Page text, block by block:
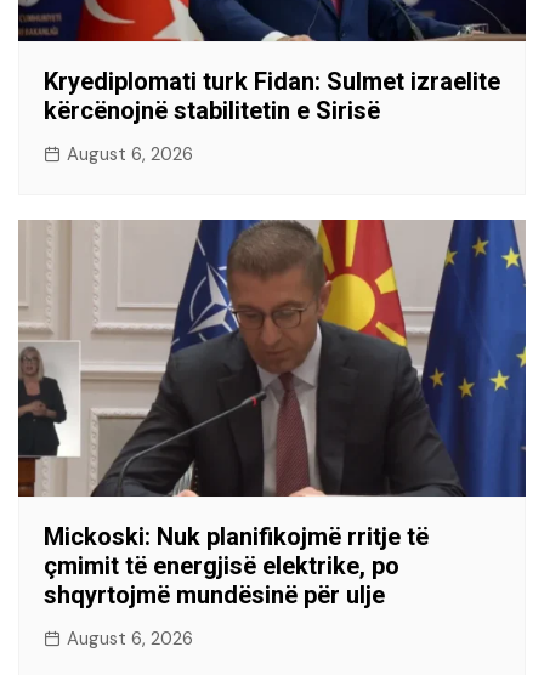
Kryediplomati turk Fidan: Sulmet izraelite
kërcënojnë stabilitetin e Sirisë
August 6, 2026
Mickoski: Nuk planifikojmë rritje të
çmimit të energjisë elektrike, po
shqyrtojmë mundësinë për ulje
August 6, 2026